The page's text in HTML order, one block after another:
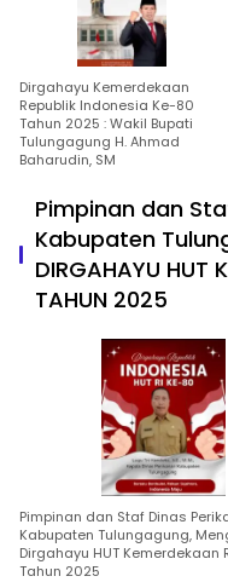
Dirgahayu Kemerdekaan
Republik Indonesia Ke-80
Tahun 2025 : Wakil Bupati
Tulungagung H. Ahmad
Baharudin, SM
Pimpinan dan
Kabupaten
DIRGAHAYU HUT
TAHUN 2025
Pimpinan dan Staf Dinas
Kabupaten Tulungagung,
Dirgahayu HUT Kemerdekaan
Tahun 2025